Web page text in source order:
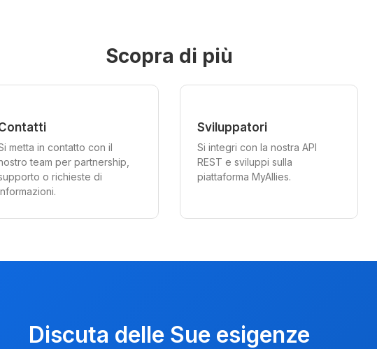
Scopra di più
metta in contatto con il
team per partnership,
o richieste di
Sviluppatori
Si integri con la nostra API
REST e sviluppi sulla
piattaforma MyAllies.
Discuta delle Sue esigenze